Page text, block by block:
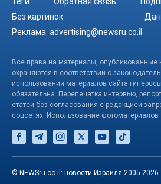
Без картинок
Реклама: advertising@newsru.co.il
Все права на материалы, опубликованные
охраняются в соответствии с
использовании материалов сайта
обязательна. Перепечатка интервью,
статей без согласования с редакцией
соцсетях. Использование фотоматериалов
© NEWSru.co.il: новости Израиля 2005-2026